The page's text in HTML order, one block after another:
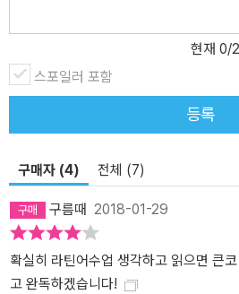
마법-상징과 중언부언 허용 않는 간단
한 법 전통이 서구의 법 전통을 형성하는
법은 명료하고 간단했다. 그들은 상징을
도 없었다. 또한 로마법은 잔혹하지 않았
는 고문을 가할 수 없다는 원칙이 로마
족들은 이 원칙을 확립하는 데 이후
욱이 로마법은 소름 끼칠 만큼 준엄했다.
법률을 제정하고 스스로 이를 지켜나갔기
는 자유와 복종, 사유재산과 법률적 제한
원칙이 있었다. 그렇기에 서구의 법 전통
현재 0/
스포일러 포함
등록
구매자 (4) 전체 (7)
구름때 2018-01-29
확실히 라틴어수업 생각하고 읽으면 큰
고 완독하겠습니다!